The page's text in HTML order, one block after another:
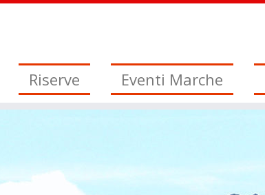
Riserve Eventi Marche